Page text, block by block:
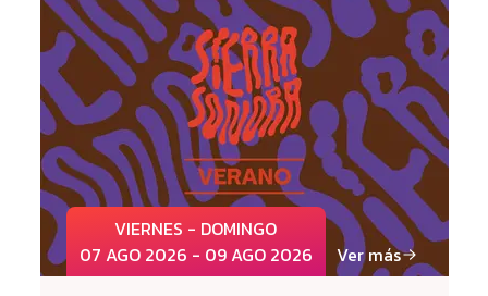
VIERNES - DOMINGO
07 AGO 2026 - 09 AGO 2026
Ver más